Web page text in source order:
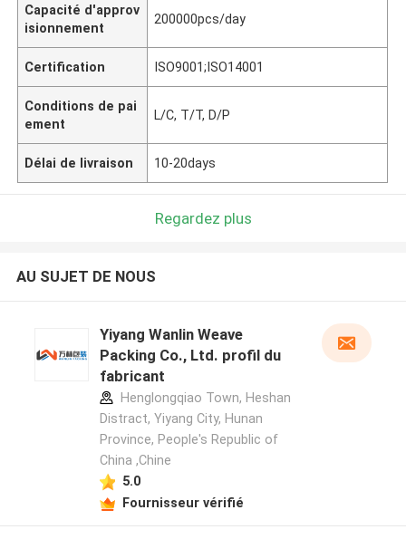
Capacité d'approv
isionnement
200000pcs/day
Certification ISO9001;ISO14001
Conditions de pai
ement
L/C, T/T, D/P
Délai de livraison 10-20days
Regardez plus
AU SUJET DE NOUS
Yiyang Wanlin Weave
Packing Co., Ltd. profil du
fabricant
Henglongqiao Town, Heshan
Distract, Yiyang City, Hunan
Province, People's Republic of
China ,Chine
5.0
Fournisseur vérifié